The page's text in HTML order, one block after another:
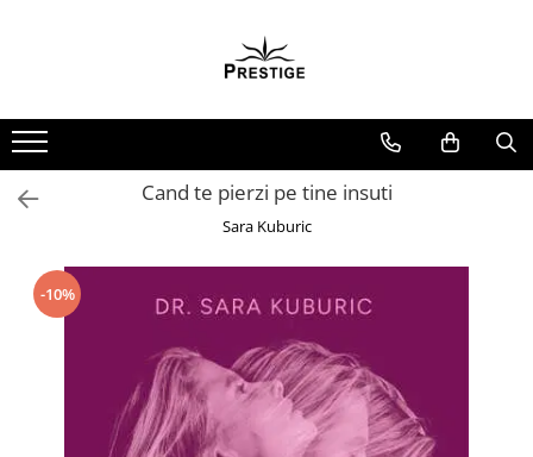
Noutati
Promotii
Pachete Speciale Carti
Arte Divinatorii
Astrologie
Dezvoltare Spirituala
KidConnection
Cand te pierzi pe tine insuti
Sara Kuburic
-10%